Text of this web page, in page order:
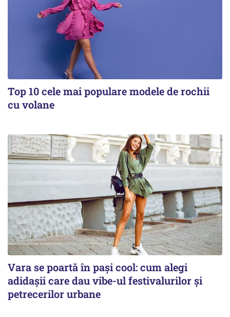
Top 10 cele mai populare modele de rochii
cu volane
Vara se poartă în pași cool: cum alegi
adidașii care dau vibe-ul festivalurilor și
petrecerilor urbane